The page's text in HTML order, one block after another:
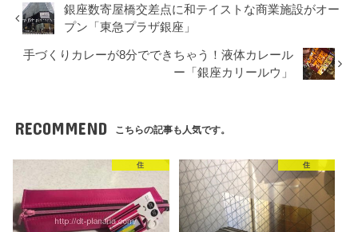
銀座数寄屋橋交差点に和テイストな商業施設がオー
プン「東急プラザ銀座」
手づくりカレーが8分でできちゃう！液体カレール
ー「銀座カリールウ」
RECOMMEND こちらの記事も人気です。
住 住